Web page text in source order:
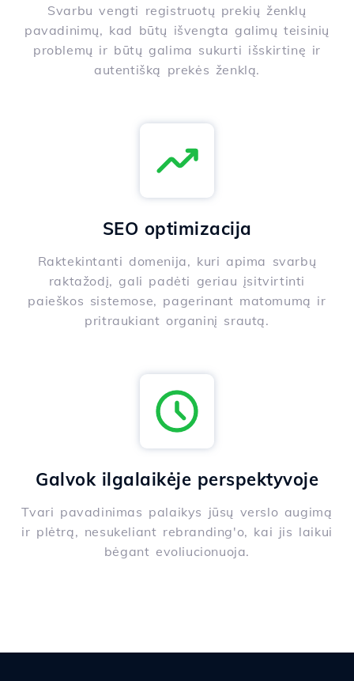
Svarbu vengti registruotų prekių ženklų
pavadinimų, kad būtų išvengta galimų teisinių
problemų ir būtų galima sukurti išskirtinę ir
autentišką prekės ženklą.
SEO optimizacija
Raktekintanti domenija, kuri apima svarbų
raktažodį, gali padėti geriau įsitvirtinti
paieškos sistemose, pagerinant matomumą ir
pritraukiant organinį srautą.
Galvok ilgalaikėje perspektyvoje
Tvari pavadinimas palaikys jūsų verslo augimą
ir plėtrą, nesukeliant rebranding'o, kai jis laikui
bėgant evoliucionuoja.